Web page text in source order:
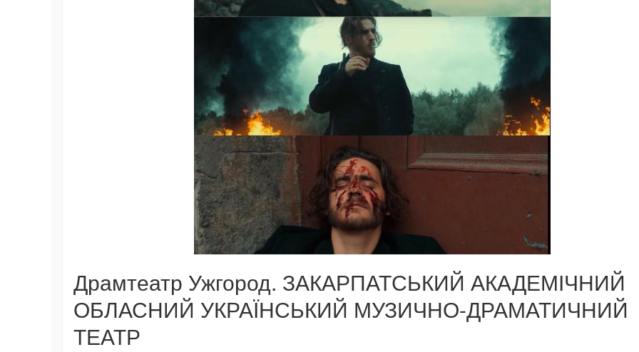
Драмтеатр Ужгород. ЗАКАРПАТСЬКИЙ АКАДЕМІЧНИЙ
ОБЛАСНИЙ УКРАЇНСЬКИЙ МУЗИЧНО-ДРАМАТИЧНИЙ
ТЕАТР